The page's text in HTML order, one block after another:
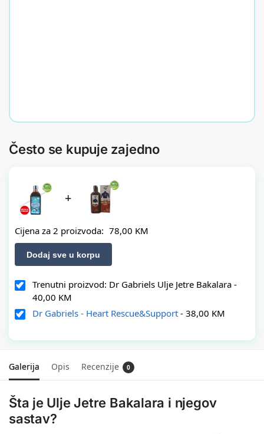
Često se kupuje zajedno
+
Cijena za 2 proizvoda: 78,00 KM
Dodaj sve u korpu
Trenutni proizvod: Dr Gabriels Ulje Jetre Bakalara -
40,00 KM
Dr Gabriels - Heart Rescue&Support - 38,00 KM
Galerija Opis Recenzije 0
Šta je Ulje Jetre Bakalara i njegov
sastav?